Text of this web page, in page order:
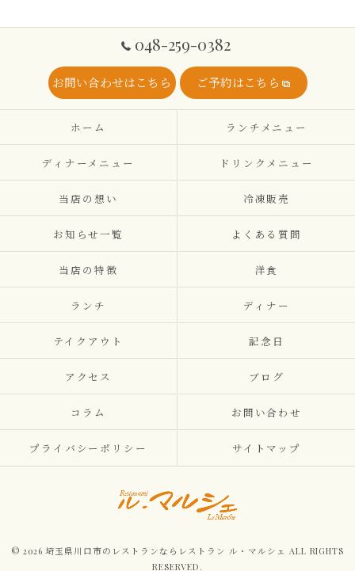
048-259-0382
お問い合わせはこちら ご予約はこちら
ホーム ランチメニュー
ディナーメニュー ドリンクメニュー
当店の想い 冷凍販売
お知らせ一覧 よくある質問
当店の特徴 洋食
ランチ ディナー
テイクアウト 記念日
アクセス ブログ
コラム お問い合わせ
プライバシーポリシー サイトマップ
© 2026 埼玉県川口市のレストランならレストラン ル・マルシェ ALL RIGHTS
RESERVED.